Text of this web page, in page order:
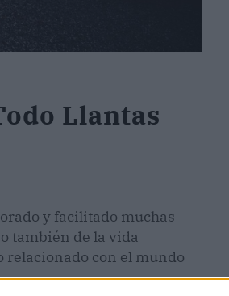
Llantas
y facilitado muchas
también de la vida
relacionado con el mundo